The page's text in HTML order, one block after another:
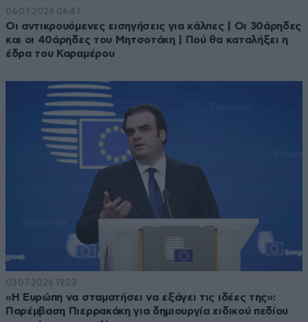
06·07·2026 06:47
Οι αντικρουόμενες εισηγήσεις για κάλπες | Οι 30άρηδες
και οι 40άρηδες του Μητσοτάκη | Πού θα καταλήξει η
έδρα του Καραμέρου
03·07·2026 19:23
«Η Ευρώπη να σταματήσει να εξάγει τις ιδέες της»:
Παρέμβαση Πιερρακάκη για δημιουργία ειδικού πεδίου